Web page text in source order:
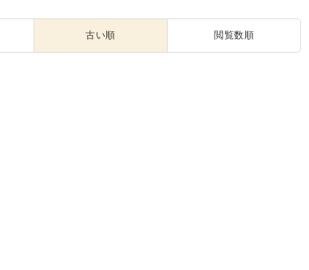
古い順 閲覧数順